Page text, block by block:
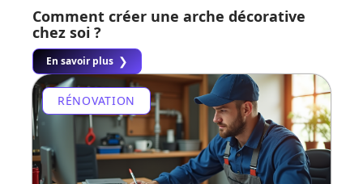
Comment créer une arche décorative
chez soi ?
En savoir plus
RÉNOVATION